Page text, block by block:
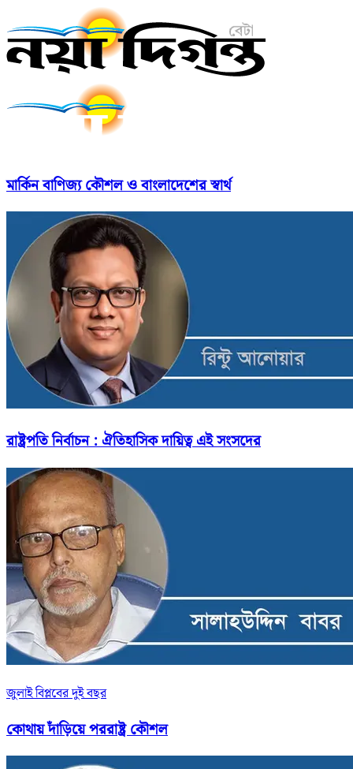
মার্কিন বাণিজ্য কৌশল ও বাংলাদেশের স্বার্থ
রাষ্ট্রপতি নির্বাচন : ঐতিহাসিক দায়িত্ব এই সংসদের
জুলাই বিপ্লবের দুই বছর
কোথায় দাঁড়িয়ে পররাষ্ট্র কৌশল